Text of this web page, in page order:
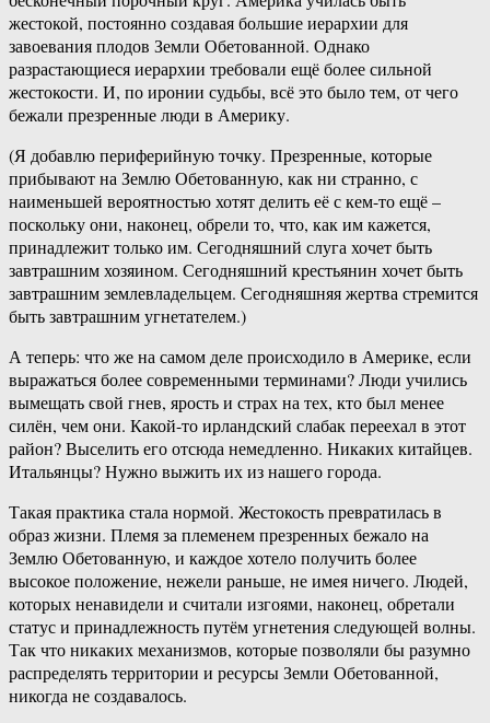
жестокой, постоянно создавая большие иерархии для
завоевания плодов Земли Обетованной. Однако
разрастающиеся иерархии требовали ещё более сильной
жестокости. И, по иронии судьбы, всё это было тем, от чего
бежали презренные люди в Америку.
(Я добавлю периферийную точку. Презренные, которые
прибывают на Землю Обетованную, как ни странно, с
наименьшей вероятностью хотят делить её с кем-то ещё –
поскольку они, наконец, обрели то, что, как им кажется,
принадлежит только им. Сегодняшний слуга хочет быть
завтрашним хозяином. Сегодняшний крестьянин хочет быть
завтрашним землевладельцем. Сегодняшняя жертва стремится
быть завтрашним угнетателем.)
А теперь: что же на самом деле происходило в Америке, если
выражаться более современными терминами? Люди учились
вымещать свой гнев, ярость и страх на тех, кто был менее
силён, чем они. Какой-то ирландский слабак переехал в этот
район? Выселить его отсюда немедленно. Никаких китайцев.
Итальянцы? Нужно выжить их из нашего города.
Такая практика стала нормой. Жестокость превратилась в
образ жизни. Племя за племенем презренных бежало на
Землю Обетованную, и каждое хотело получить более
высокое положение, нежели раньше, не имея ничего. Людей,
которых ненавидели и считали изгоями, наконец, обретали
статус и принадлежность путём угнетения следующей волны.
Так что никаких механизмов, которые позволяли бы разумно
распределять территории и ресурсы Земли Обетованной,
никогда не создавалось.